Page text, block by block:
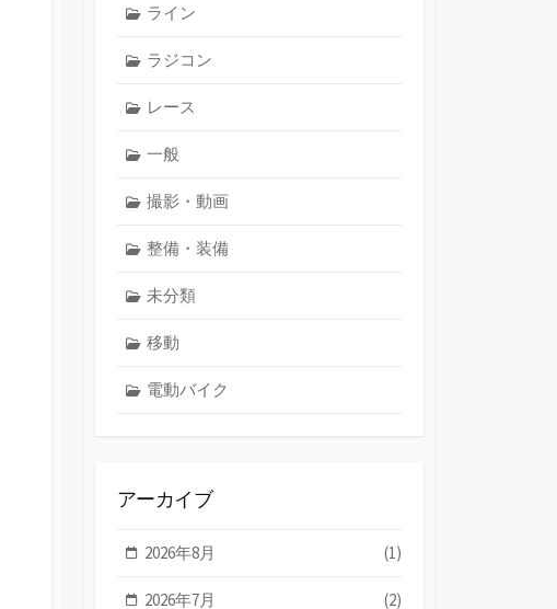
ライン
ラジコン
レース
一般
撮影・動画
整備・装備
未分類
移動
電動バイク
アーカイブ
2026年8月 (1)
2026年7月 (2)